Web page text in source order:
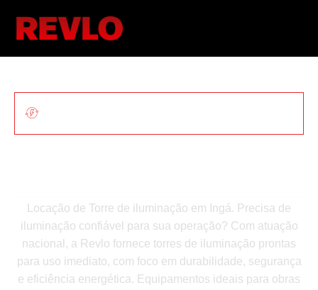
Locação de Torre de iluminação em Ingá. Precisa de
iluminação confiável para sua operação? Com atuação
nacional, a Revlo fornece torres de iluminação prontas
para uso imediato, com foco em durabilidade, segurança
e eficiência energética. Equipamentos ideais para obras